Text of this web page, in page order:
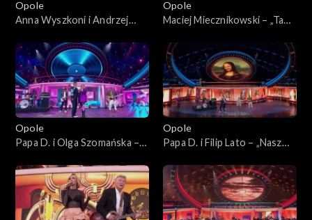
Opole
Anna Wyszkoni i Andrzej
są w sobie zakochani?”. 62.
KFPP: Koncert „Zróbmy
więc prywatkę”
Opole
Maciej Miecznikowski – „Ta
Koncert „Zróbmy więc
prywatkę”
Opole
Papa D. i Olga Szomańska –
Koncert „Zróbmy więc
prywatkę”
Opole
Papa D. i Filip Lato – „Nasz
Koncert „Zróbmy więc
prywatkę”